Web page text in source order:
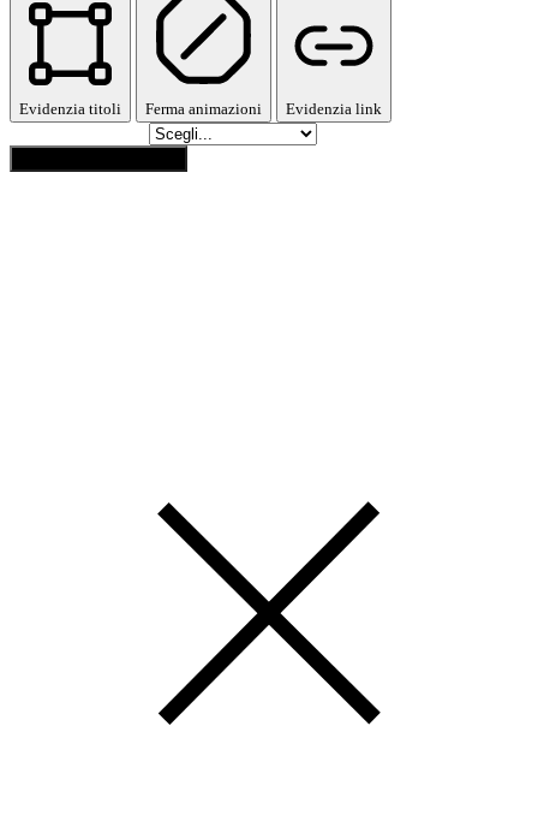
Evidenzia titoli Ferma animazioni Evidenzia link